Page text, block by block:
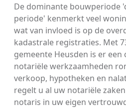
De dominante bouwperiode
periode' kenmerkt veel
wat van invloed is op de
kadastrale registraties. Met
gemeente Heusden is er
notariële werkzaamheden
verkoop, hypotheken en
regelt u al uw notariële
notaris in uw eigen